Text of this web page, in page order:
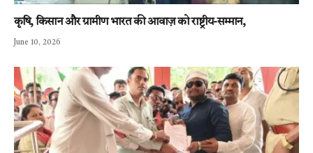
कृषि, किसान और ग्रामीण भारत की आवाज़ को राष्ट्रीय-सम्मान,
June 10, 2026